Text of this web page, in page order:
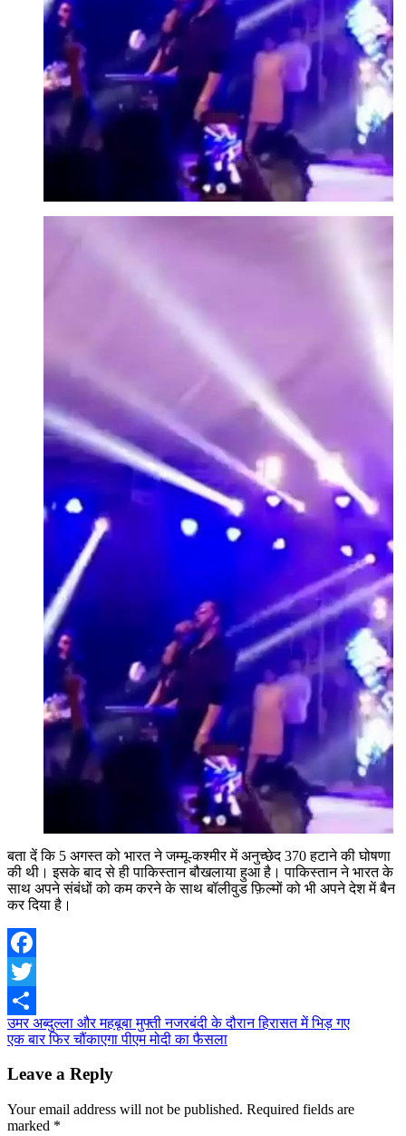
बता दें कि 5 अगस्त को भारत ने जम्मू-कश्मीर में अनुच्छेद 370 हटाने की घोषणा
की थी। इसके बाद से ही पाकिस्तान बौखलाया हुआ है। पाकिस्तान ने भारत के
साथ अपने संबंधों को कम करने के साथ बॉलीवुड फ़िल्मों को भी अपने देश में बैन
कर दिया है।
Facebook
Twitter
Share
Post
navigation
उमर अब्दुल्ला और महबूबा मुफ्ती नजरबंदी के दौरान हिरासत में भिड़ गए
एक बार फिर चौंकाएगा पीएम मोदी का फैसला
Leave a Reply
Your email address will not be published. Required fields are
marked *